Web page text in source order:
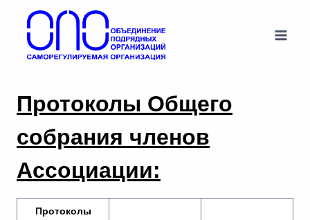
содержимому
Протоколы Общего
собрания членов
Ассоциации:
Протоколы